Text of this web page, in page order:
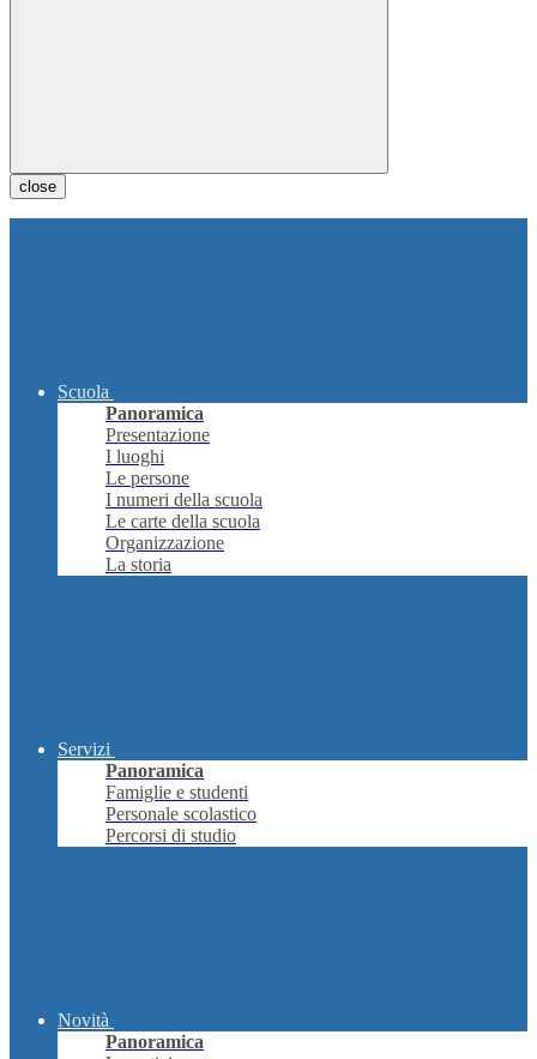
close
Scuola
Panoramica
Presentazione
I luoghi
Le persone
I numeri della scuola
Le carte della scuola
Organizzazione
La storia
Servizi
Panoramica
Famiglie e studenti
Personale scolastico
Percorsi di studio
Novità
Panoramica